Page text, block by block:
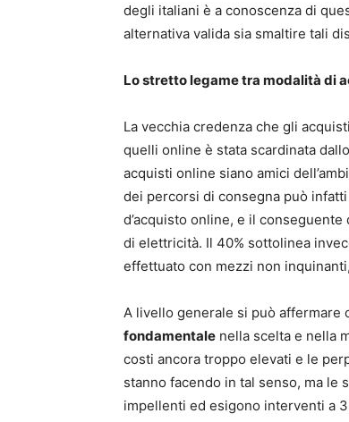
degli italiani è a conoscenza di
alternativa valida sia smaltire tali
Lo stretto legame tra modalità di
La vecchia credenza che gli
quelli online è stata scardinata
acquisti online siano amici
dei percorsi di consegna può
d’acquisto online, e il
di elettricità. Il 40% sottolinea
effettuato con mezzi non
A livello generale si può
fondamentale nella scelta e nella
costi ancora troppo elevati e le
stanno facendo in tal senso, ma le
impellenti ed esigono interventi a